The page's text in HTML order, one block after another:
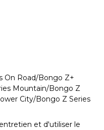
On Road/Bongo Z+
Mountain/Bongo Z
City/Bongo Z Series
et d'utiliser le